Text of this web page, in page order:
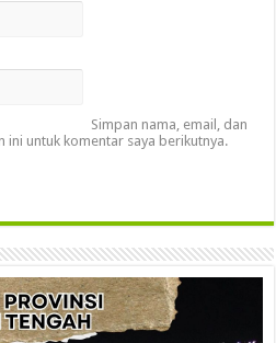
Simpan nama, email, dan
ini untuk komentar saya berikutnya.